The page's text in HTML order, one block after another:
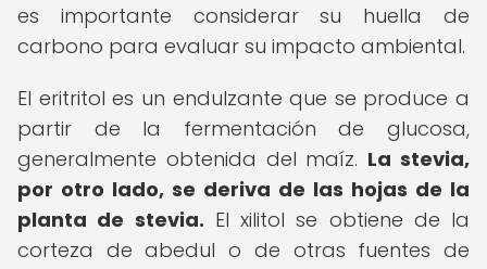
es importante considerar su huella de
carbono para evaluar su impacto ambiental.
El eritritol es un endulzante que se produce a
partir de la fermentación de glucosa,
generalmente obtenida del maíz. La stevia,
por otro lado, se deriva de las hojas de la
planta de stevia. El xilitol se obtiene de la
corteza de abedul o de otras fuentes de